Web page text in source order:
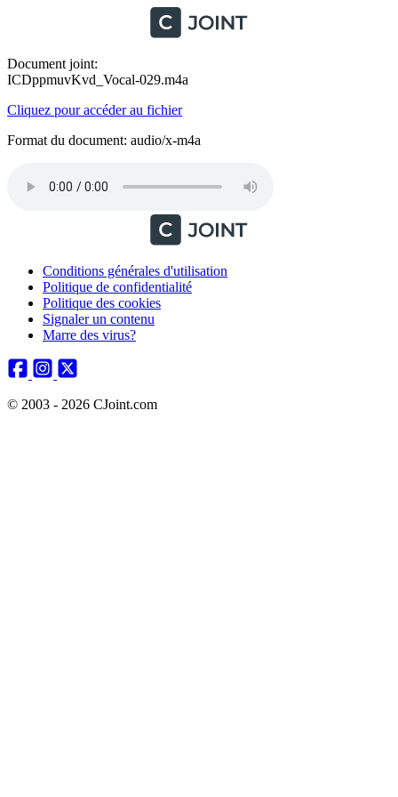
Document joint:
ICDppmuvKvd_Vocal-029.m4a
Cliquez pour accéder au fichier
Format du document: audio/x-m4a
Conditions générales d'utilisation
Politique de confidentialité
Politique des cookies
Signaler un contenu
Marre des virus?
© 2003 - 2026 CJoint.com